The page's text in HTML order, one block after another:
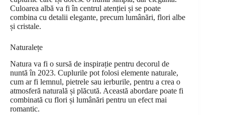
Culoarea albă va fi în centrul atenției și se poate
combina cu detalii elegante, precum lumânări, flori albe
și cristale.
Naturalețe
Natura va fi o sursă de inspirație pentru decorul de
nuntă în 2023. Cuplurile pot folosi elemente naturale,
cum ar fi lemnul, pietrele sau ierburile, pentru a crea o
atmosferă naturală și plăcută. Această abordare poate fi
combinată cu flori și lumânări pentru un efect mai
romantic.